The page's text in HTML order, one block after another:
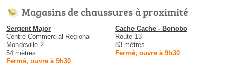
Magasins de chaussures à proximité
Sergent Major
Centre Commercial Regional
Mondeville 2
54 mètres
Fermé, ouvre à 9h30
Cache Cache - Bonobo
Route 13
83 mètres
Fermé, ouvre à 9h30